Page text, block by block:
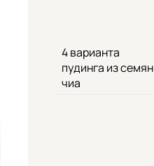
4 варианта
пудинга из семян
чиа